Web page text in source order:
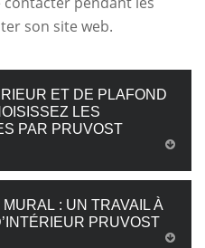
son site web.
ET DE PLAFOND
LES
PAR PRUVOST
: UN TRAVAIL À
PRUVOST